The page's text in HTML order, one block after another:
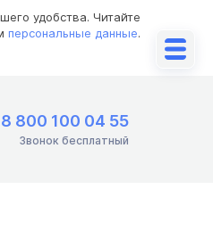
удобства. Читайте
персональные данные.
8 800 100 04 55
Звонок бесплатный